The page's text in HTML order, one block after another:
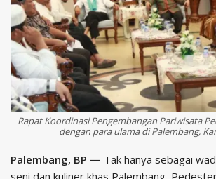
Rapat Koordinasi Pengembangan Pariwisata
dengan para ulama di Palembang,
Palembang, BP — Tak hanya sebagai